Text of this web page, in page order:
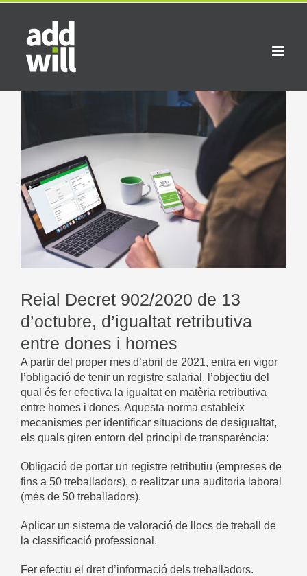
Skip
content
Reial Decret 902/2020 de 13
d’octubre, d’igualtat retributiva
entre dones i homes
A partir del proper mes d’abril de 2021, entra en vigor
l’obligació de tenir un registre salarial, l’objectiu del
qual és fer efectiva la igualtat en matèria retributiva
entre homes i dones. Aquesta norma estableix
mecanismes per identificar situacions de desigualtat,
els quals giren entorn del principi de transparència:
Obligació de portar un registre retributiu (empreses de
fins a 50 treballadors), o realitzar una auditoria laboral
(més de 50 treballadors).
Aplicar un sistema de valoració de llocs de treball de
la classificació professional.
Fer efectiu el dret d’informació dels treballadors.